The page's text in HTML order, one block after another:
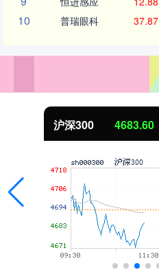
10 普瑞眼科 37.87
沪深300 4683.60